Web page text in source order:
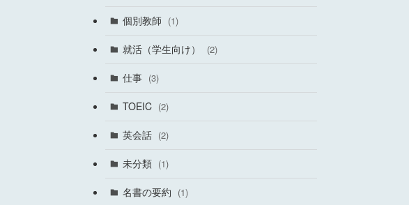
個別教師 (1)
就活（学生向け） (2)
仕事 (3)
TOEIC (2)
英会話 (2)
未分類 (1)
名書の要約 (1)